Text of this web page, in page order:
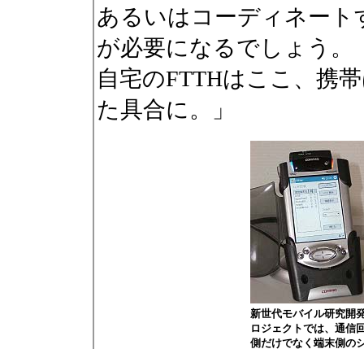
あるいはコーディネート
が必要になるでしょう
自宅のFTTHはここ、携
た具合に。」
新世代モバイル研究開
ロジェクトでは、通信
側だけでなく端末側の